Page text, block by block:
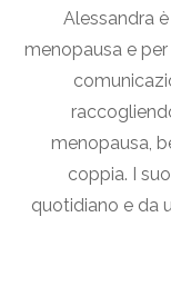
Alessandra
menopausa e
menopausa,
coppia. I
quotidiano e da